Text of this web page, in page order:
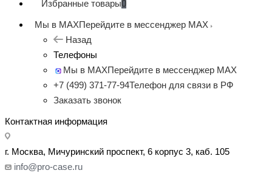
Избранные товары0
Мы в MAXПерейдите в мессенджер MAX
Назад
Телефоны
Мы в MAXПерейдите в мессенджер MAX
+7 (499) 371-77-94Телефон для связи в РФ
Заказать звонок
Контактная информация
г. Москва, Мичуринский проспект, 6 корпус 3, каб. 105
info@pro-case.ru